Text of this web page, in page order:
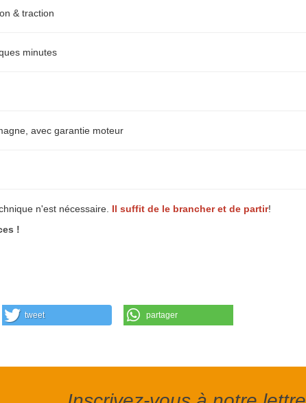
& traction
minutes
avec garantie moteur
n'est nécessaire. Il suffit de le brancher et de partir!
!
tweet partager